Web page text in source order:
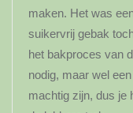
maken. Het was
suikervrij gebak
het bakproces van
nodig, maar wel
machtig zijn, dus je